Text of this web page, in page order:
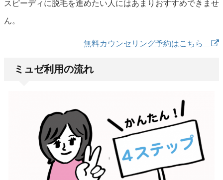
スピーディに脱毛を進めたい人にはあまりおすすめできませ
ん。
無料カウンセリング予約はこちら
ミュゼ利用の流れ